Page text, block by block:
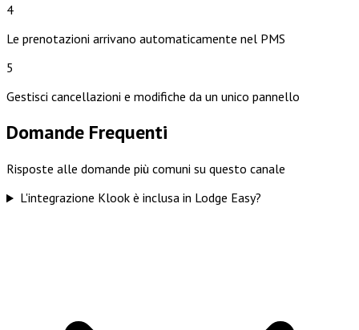
4
Le prenotazioni arrivano automaticamente nel PMS
5
Gestisci cancellazioni e modifiche da un unico pannello
Domande Frequenti
Risposte alle domande più comuni su questo canale
L'integrazione Klook è inclusa in Lodge Easy?